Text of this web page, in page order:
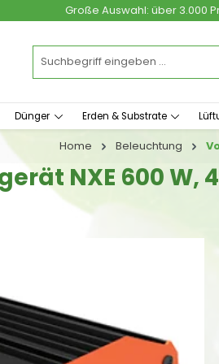
Große Auswahl: über 3.000
Dünger Erden & Substrate
Home Beleuchtung
NXE 600